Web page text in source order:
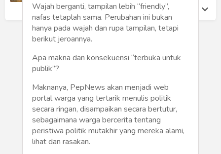
Tekno
Gaya
Wisata
Wanita
Wajah berganti, tampilan lebih “friendly”,
nafas tetaplah sama. Perubahan ini bukan
hanya pada wajah dan rupa tampilan, tetapi
berikut jeroannya.
Apa makna dan konsekuensi “terbuka untuk
publik”?
Maknanya, PepNews akan menjadi web
portal warga yang tertarik menulis politik
secara ringan, disampaikan secara bertutur,
sebagaimana warga bercerita tentang
peristiwa politik mutakhir yang mereka alami,
lihat dan rasakan.